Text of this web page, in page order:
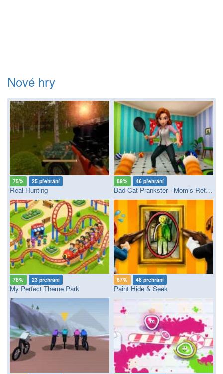
Nové hry
75% 25 přehrání
Real Hunting
89% 46 přehrání
Bad Cat Prankster - Mom’s Return
78% 23 přehrání
My Perfect Theme Park
67% 48 přehrání
Paint Hide & Seek